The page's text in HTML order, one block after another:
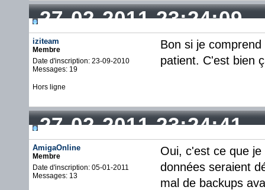
27-02-2011 23:24:09
iziteam
Membre
Date d'inscription: 23-09-2010
Messages: 19
Bon si je
patient. C'est bien
Hors ligne
27-02-2011 23:24:41
AmigaOnline
Membre
Date d'inscription: 05-01-2011
Messages: 13
Oui, c'est ce que
données seraient
mal de backups